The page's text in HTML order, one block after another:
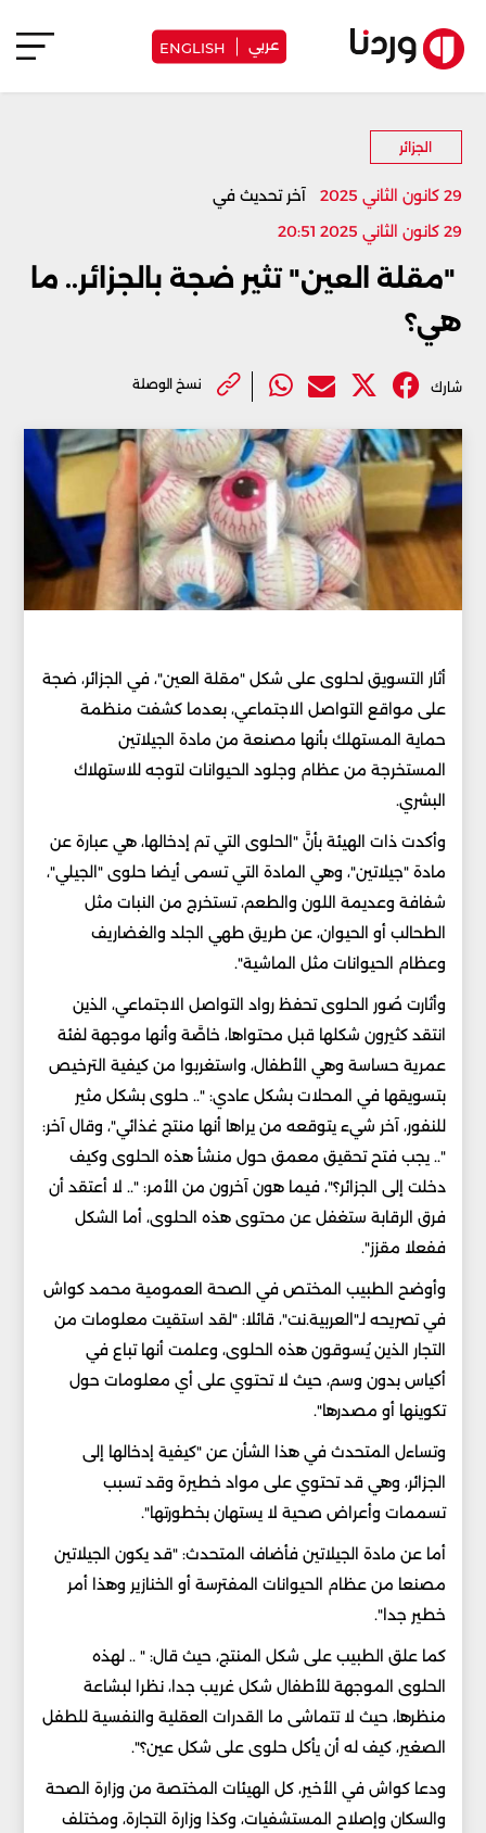
عربي ENGLISH
الجزائر
29 كانون الثاني 2025
آخر تحديث في
29 كانون الثاني 2025 20:51
‏ "مقلة العين" تثير ضجة بالجزائر.. ما
هي؟
شارك نسخ الوصلة
أثار التسويق لحلوى على شكل "مقلة العين"، في الجزائر، ضجة
على مواقع التواصل الاجتماعي، بعدما كشفت منظمة
حماية المستهلك بأنها مصنعة من مادة الجيلاتين
المستخرجة من عظام وجلود الحيوانات لتوجه للاستهلاك
البشري.
وأكدت ذات الهيئة بأنَّ "الحلوى التي تم إدخالها، هي عبارة عن
مادة "جيلاتين"، وهي المادة التي تسمى أيضا حلوى "الجيلي"،
شفافة وعديمة اللون والطعم، تستخرج من النبات مثل
الطحالب أو الحيوان، عن طريق طهي الجلد والغضاريف
وعظام الحيوانات مثل الماشية".
وأثارت صُور الحلوى تحفظ رواد التواصل الاجتماعي، الذين
انتقد كثيرون شكلها قبل محتواها، خاصَّة وأنها موجهة لفئة
عمرية حساسة وهي الأطفال، واستغربوا من كيفية الترخيص
بتسويقها في المحلات بشكل عادي: ".. حلوى بشكل مثير
للنفور، آخر شيء يتوقعه من يراها أنها منتج غذائي"، وقال آخر:
".. يجب فتح تحقيق معمق حول منشأ هذه الحلوى وكيف
دخلت إلى الجزائر؟"، فيما هون آخرون من الأمر: ".. لا أعتقد أن
فرق الرقابة ستغفل عن محتوى هذه الحلوى، أما الشكل
ففعلا مقزز".
وأوضح الطبيب المختص في الصحة العمومية محمد كواش
في تصريحه لـ"العربية.نت"، قائلا: "لقد استقيت معلومات من
التجار الذين يُسوقون هذه الحلوى، وعلمت أنها تباع في
أكياس بدون وسم، حيث لا تحتوي على أي معلومات حول
تكوينها أو مصدرها".
وتساءل المتحدث في هذا الشأن عن "كيفية إدخالها إلى
الجزائر، وهي قد تحتوي على مواد خطيرة وقد تسبب
تسممات وأعراض صحية لا يستهان بخطورتها".
أما عن مادة الجيلاتين فأضاف المتحدث: "قد يكون الجيلاتين
مصنعا من عظام الحيوانات المفترسة أو الخنازير وهذا أمر
خطير جدا".
كما علق الطبيب على شكل المنتج، حيث قال: " .. لهذه
الحلوى الموجهة للأطفال شكل غريب جدا، نظرا لبشاعة
منظرها، حيث لا تتماشى ما القدرات العقلية والنفسية للطفل
الصغير، كيف له أن يأكل حلوى على شكل عين؟".
ودعا كواش في الأخير، كل الهيئات المختصة من وزارة الصحة
والسكان وإصلاح المستشفيات، وكذا وزارة التجارة، ومختلف